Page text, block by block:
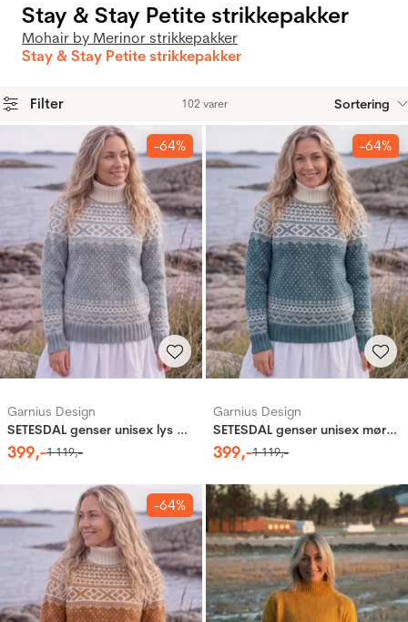
Stay & Stay Petite strikkepakker
Mohair by Merinor strikkepakker
Stay & Stay Petite strikkepakker
Filter 102 varer Sortering
-64%
Garnius Design
SETESDAL genser unisex lys gråblå
399,-1 119,-
-64%
Garnius Design
SETESDAL genser unisex mørk sjøgrønn
399,-1 119,-
-64%